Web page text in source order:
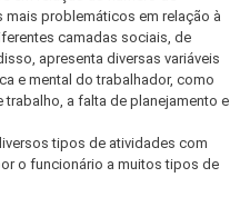
problemáticos em relação à
camadas sociais, de
apresenta diversas variáveis
e mental do trabalhador, como
a falta de planejamento e
tipos de atividades com
o funcionário a muitos tipos de